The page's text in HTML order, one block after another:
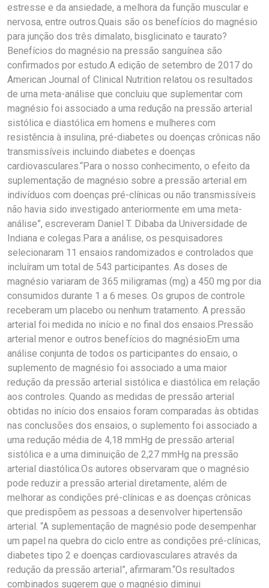
estresse e da ansiedade, a melhora da função muscular e
nervosa, entre outros.Quais são os benefícios do magnésio
para junção dos três dimalato, bisglicinato e taurato?
Benefícios do magnésio na pressão sanguínea são
confirmados por estudo.A edição de setembro de 2017 do
American Journal of Clinical Nutrition relatou os resultados
de uma meta-análise que concluiu que suplementar com
magnésio foi associado a uma redução na pressão arterial
sistólica e diastólica em homens e mulheres com
resistência à insulina, pré-diabetes ou doenças crônicas não
transmissíveis incluindo diabetes e doenças
cardiovasculares.“Para o nosso conhecimento, o efeito da
suplementação de magnésio sobre a pressão arterial em
indivíduos com doenças pré-clínicas ou não transmissíveis
não havia sido investigado anteriormente em uma meta-
análise”, escreveram Daniel T. Dibaba da Universidade de
Indiana e colegas.Para a análise, os pesquisadores
selecionaram 11 ensaios randomizados e controlados que
incluíram um total de 543 participantes. As doses de
magnésio variaram de 365 miligramas (mg) a 450 mg por dia
consumidos durante 1 a 6 meses. Os grupos de controle
receberam um placebo ou nenhum tratamento. A pressão
arterial foi medida no início e no final dos ensaios.Pressão
arterial menor e outros benefícios do magnésioEm uma
análise conjunta de todos os participantes do ensaio, o
suplemento de magnésio foi associado a uma maior
redução da pressão arterial sistólica e diastólica em relação
aos controles. Quando as medidas de pressão arterial
obtidas no início dos ensaios foram comparadas às obtidas
nas conclusões dos ensaios, o suplemento foi associado a
uma redução média de 4,18 mmHg de pressão arterial
sistólica e a uma diminuição de 2,27 mmHg na pressão
arterial diastólica.Os autores observaram que o magnésio
pode reduzir a pressão arterial diretamente, além de
melhorar as condições pré-clínicas e as doenças crônicas
que predispõem as pessoas a desenvolver hipertensão
arterial. “A suplementação de magnésio pode desempenhar
um papel na quebra do ciclo entre as condições pré-clínicas,
diabetes tipo 2 e doenças cardiovasculares através da
redução da pressão arterial”, afirmaram.“Os resultados
combinados sugerem que o magnésio diminui